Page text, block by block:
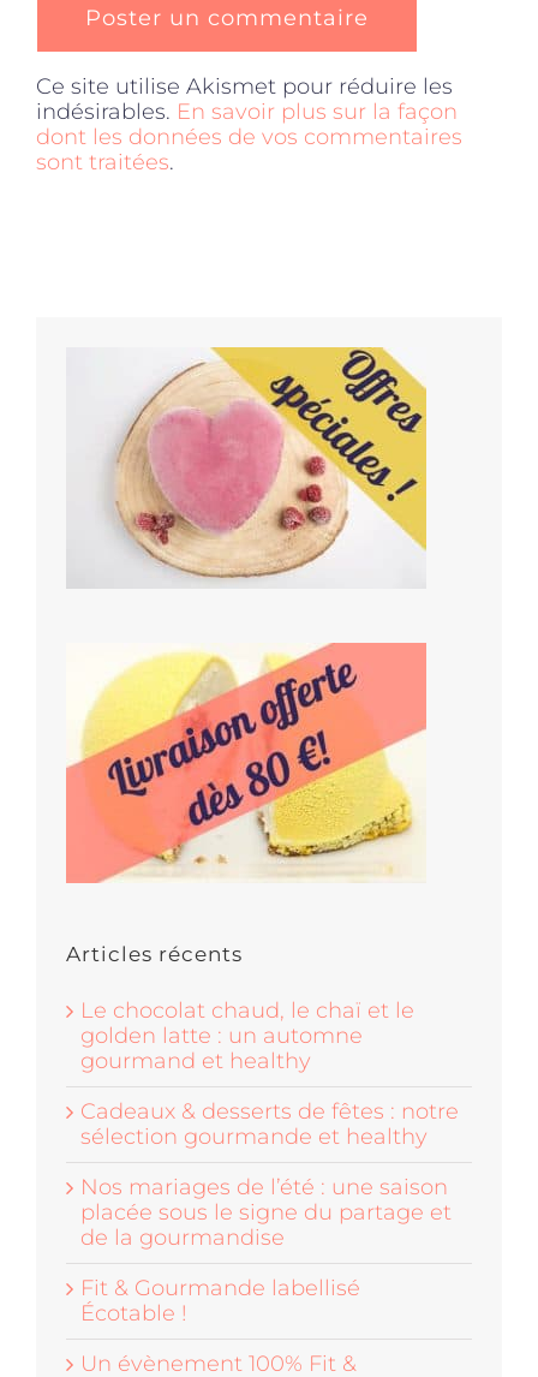
Ce site utilise Akismet pour réduire les
indésirables. En savoir plus sur la façon
dont les données de vos commentaires
sont traitées.
Articles récents
Le chocolat chaud, le chaï et le
golden latte : un automne
gourmand et healthy
Cadeaux & desserts de fêtes : notre
sélection gourmande et healthy
Nos mariages de l’été : une saison
placée sous le signe du partage et
de la gourmandise
Fit & Gourmande labellisé
Écotable !
Un évènement 100% Fit &